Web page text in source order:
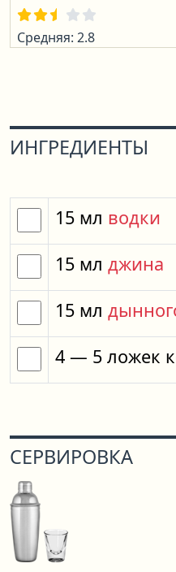
Средняя: 2.8
ИНГРЕДИЕНТЫ
15 мл водки
15 мл джина
15 мл
4 — 5 ложек
СЕРВИРОВКА